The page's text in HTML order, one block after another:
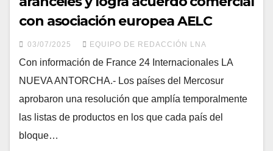
con asociación europea AELC
03/07/2025 EQUIPO DE REDACCIÓN LNA
Con información de France 24 Internacionales LA
NUEVA ANTORCHA.- Los países del Mercosur
aprobaron una resolución que amplía temporalmente
las listas de productos en los que cada país del
bloque…